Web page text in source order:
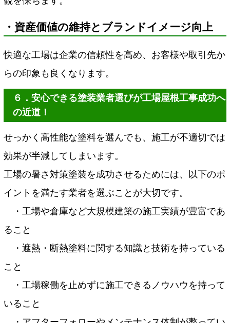
・資産価値の維持とブランドイメージ向上
快適な工場は企業の信頼性を高め、お客様や取引先か
らの印象も良くなります。
６．安心できる塗装業者選びが工場屋根工事成功へ
の近道！
せっかく高性能な塗料を選んでも、施工が不適切では
効果が半減してしまいます。
工場の暑さ対策塗装を成功させるためには、以下のポ
イントを満たす業者を選ぶことが大切です。
・工場や倉庫など大規模建築の施工実績が豊富であ
ること
・遮熱・断熱塗料に関する知識と技術を持っている
こと
・工場稼働を止めずに施工できるノウハウを持って
いること